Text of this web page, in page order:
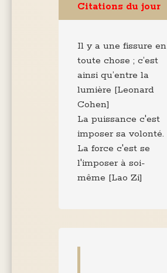
Citations du jour
Il y a une fissure en
toute chose ; c’est
ainsi qu’entre la
lumière [Leonard
Cohen]
La puissance c'est
imposer sa volonté.
La force c'est se
l'imposer à soi-
même [Lao Zi]